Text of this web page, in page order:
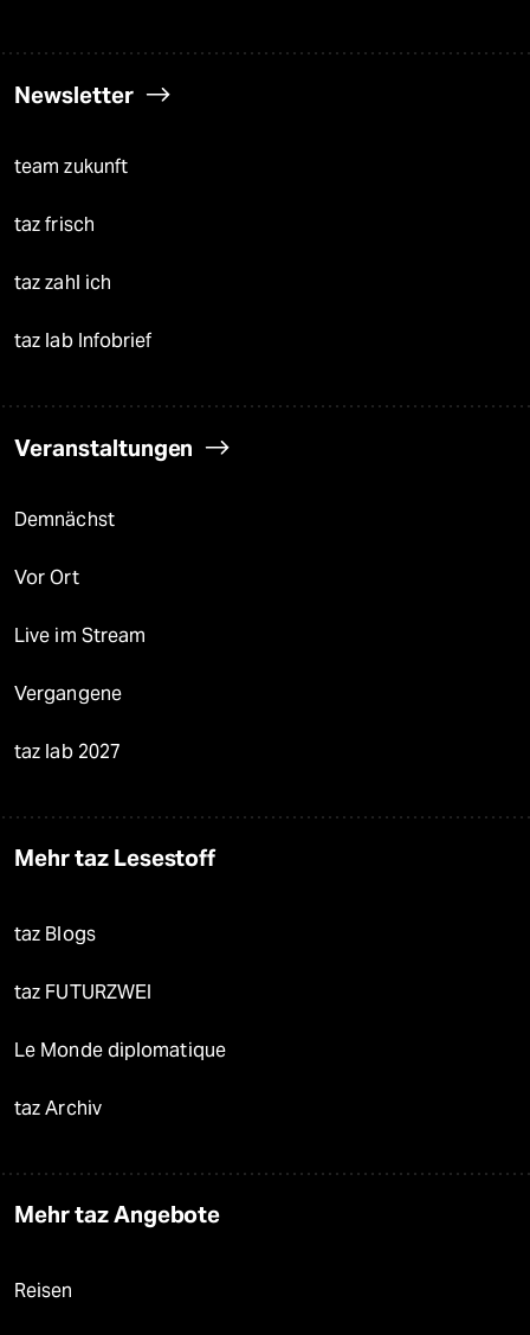
Newsletter
team zukunft
taz frisch
taz zahl ich
taz lab Infobrief
Veranstaltungen
Demnächst
Vor Ort
Live im Stream
Vergangene
taz lab 2027
Mehr taz Lesestoff
taz Blogs
taz FUTURZWEI
Le Monde diplomatique
taz Archiv
Mehr taz Angebote
Reisen